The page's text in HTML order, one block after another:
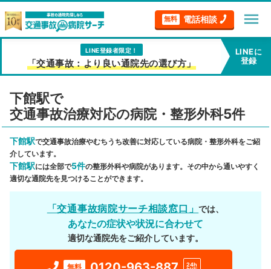
無料 電話相談 menu
LINE登録者限定！
「交通事故：より良い通院先の選び方」
LINEに
登録
下館駅で
交通事故治療対応の病院・整形外科5件
下館駅で交通事故治療やむちうち改善に対応している病院・整形外科をご紹
介しています。
下館駅には全部で5件の整形外科や病院があります。その中から通いやすく
適切な通院先を見つけることができます。
「交通事故病院サーチ相談窓口」では、
あなたの症状や状況に合わせて
適切な通院先をご紹介しています。
無料
24h